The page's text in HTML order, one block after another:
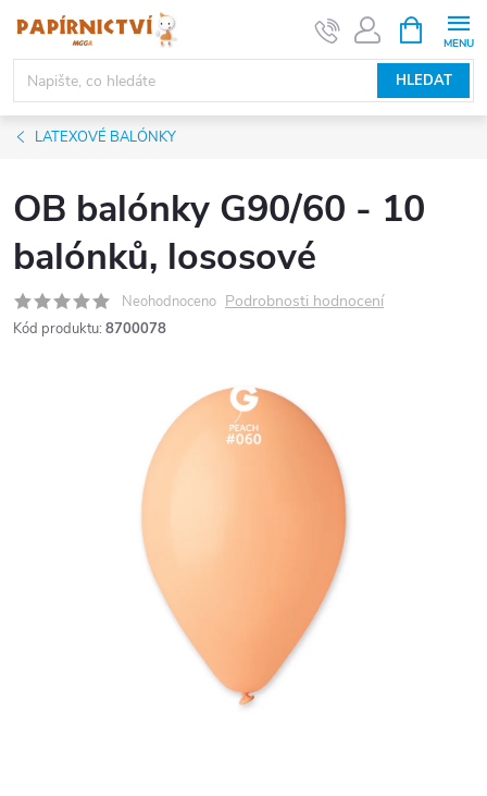
obsah
HLEDAT
NÁKUPNÍ
KOŠÍK
LATEXOVÉ BALÓNKY
OB balónky G90/60 - 10
balónků, lososové
Neohodnoceno Podrobnosti hodnocení
Kód produktu: 8700078